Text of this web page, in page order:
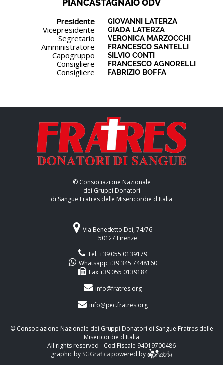
PIANCASTAGNAIO ODV
Presidente GIOVANNI LATERZA
Vicepresidente GIADA LATERZA
Segretario VERONICA MARZOCCHI
Amministratore FRANCESCO SANTELLI
Capogruppo SILVIO CONTI
Consigliere FRANCESCO AGNORELLI
Consigliere FABRIZIO BOFFA
© Consociazione Nazionale
dei Gruppi Donatori
di Sangue Fratres delle Misericordie d'Italia
Via Benedetto Dei, 74/76
50127 Firenze
Tel. +39 055 0139179
Whatsapp +39 345 7448160
Fax +39 055 0139184
info@fratres.org
info@pec.fratres.org
© Consociazione Nazionale dei Gruppi Donatori di Sangue Fratres delle
Misericordie d'Italia
All rights reserved - Cod.Fiscale 94019700486
graphic by SGGrafica powered by